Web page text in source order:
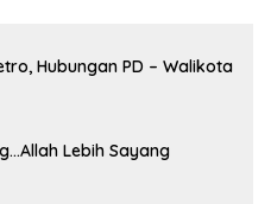
Hubungan PD – Walikota
Lebih Sayang